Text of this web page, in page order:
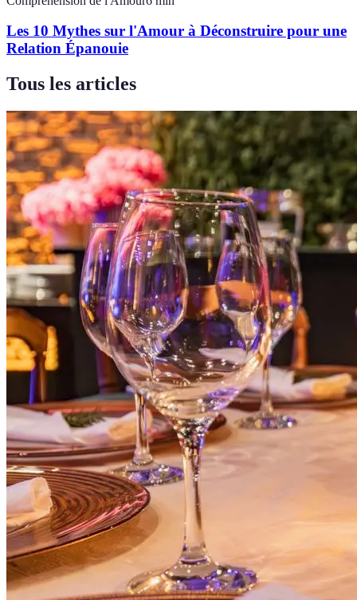
Les 10 Mythes sur l'Amour à Déconstruire pour une
Relation Épanouie
Tous les articles